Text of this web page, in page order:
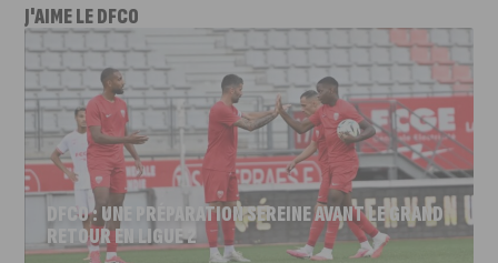
J'AIME LE DFCO
DFCO : UNE PRÉPARATION SEREINE AVANT LE GRAND
RETOUR EN LIGUE 2